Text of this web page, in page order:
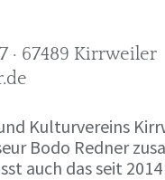
· 67489 Kirrweiler
Kulturvereins
Bodo Redner
auch das seit